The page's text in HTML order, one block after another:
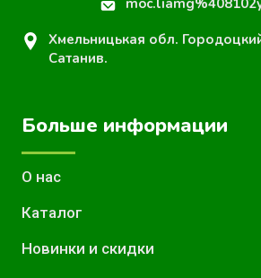
Хмельницькая обл.
Сатанив.
Больше информации
О нас
Каталог
Новинки и скидки